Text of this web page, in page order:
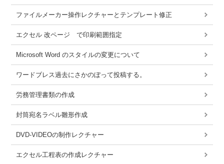
ファイルメーカー操作レクチャーとテンプレート修正
エクセル 改ページ で印刷範囲指定
Microsoft Word のスタイルの変更について
ワードブレス過去にさかのぼって投稿する。
労務管理書類の作成
封筒宛名ラベル雛形作成
DVD-VIDEOの制作レクチャー
エクセル工程表の作成レクチャー